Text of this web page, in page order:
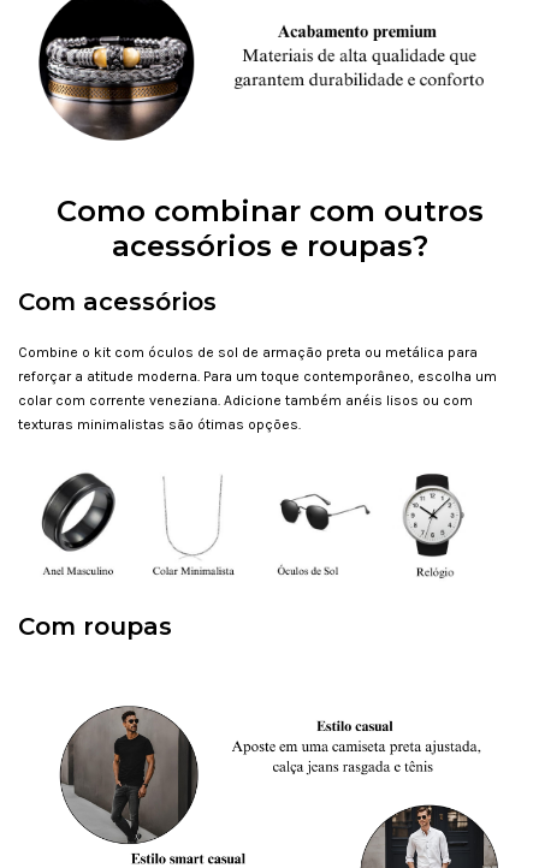
Como combinar com outros
acessórios e roupas?
Com acessórios
Combine o kit com óculos de sol de armação preta ou metálica para
reforçar a atitude moderna. Para um toque contemporâneo, escolha um
colar com corrente veneziana. Adicione também anéis lisos ou com
texturas minimalistas são ótimas opções.
Com roupas